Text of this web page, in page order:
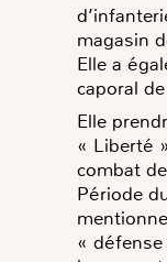
magasin
Elle a
caporal
Elle
« Liberté
combat
Période
«